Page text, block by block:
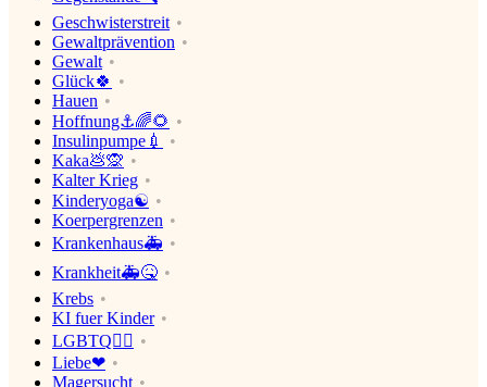
Geschwisterstreit
Gewaltprävention
Gewalt
Glück🍀
Hauen
Hoffnung⚓🌈🌻
Insulinpumpe💉
Kaka💩🙊
Kalter Krieg
Kinderyoga☯
Koerpergrenzen
Krankenhaus🚑
Krankheit🚑🤒
Krebs
KI fuer Kinder
LGBTQ🏳‍🌈
Liebe❤
Magersucht